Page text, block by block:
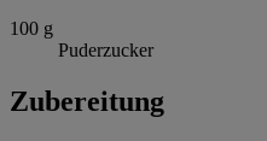
100 g
Puderzucker
Zubereitung